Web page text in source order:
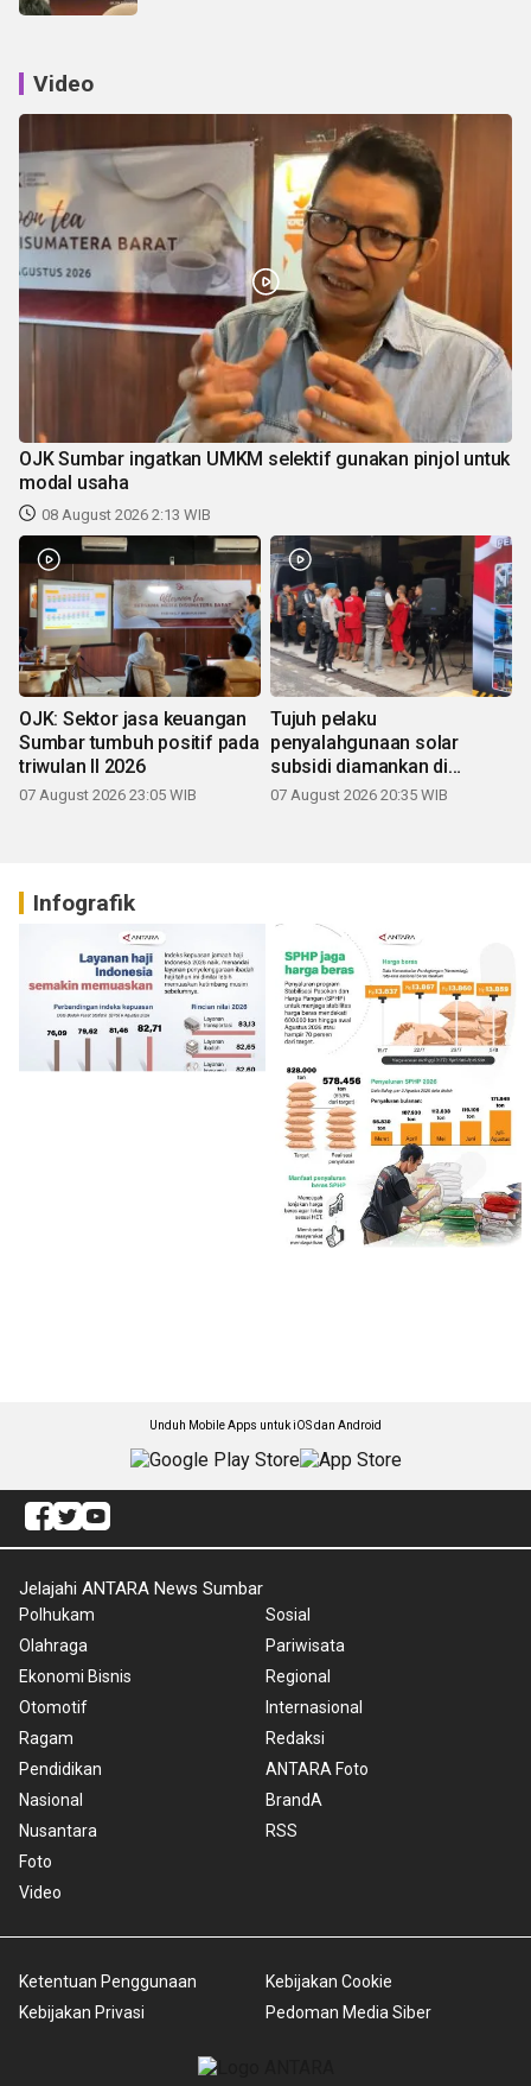
Video
OJK Sumbar ingatkan UMKM selektif gunakan pinjol untuk
modal usaha
08 August 2026 2:13 WIB
OJK: Sektor jasa keuangan
Sumbar tumbuh positif pada
triwulan II 2026
07 August 2026 23:05 WIB
Tujuh pelaku
penyalahgunaan solar
subsidi diamankan di
Sumbar
07 August 2026 20:35 WIB
Infografik
Unduh Mobile Apps untuk iOS dan Android
Jelajahi ANTARA News Sumbar
Polhukam
Olahraga
Ekonomi Bisnis
Otomotif
Ragam
Pendidikan
Nasional
Nusantara
Foto
Video
Sosial
Pariwisata
Regional
Internasional
Redaksi
ANTARA Foto
BrandA
RSS
Ketentuan Penggunaan
Kebijakan Privasi
Kebijakan Cookie
Pedoman Media Siber